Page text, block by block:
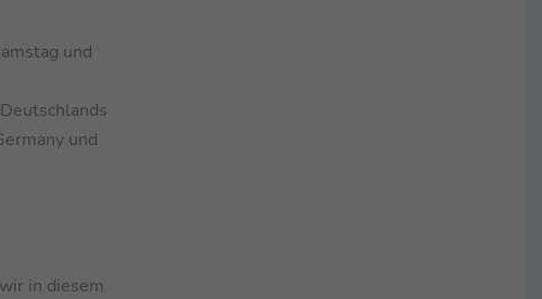
und
und
in diesem